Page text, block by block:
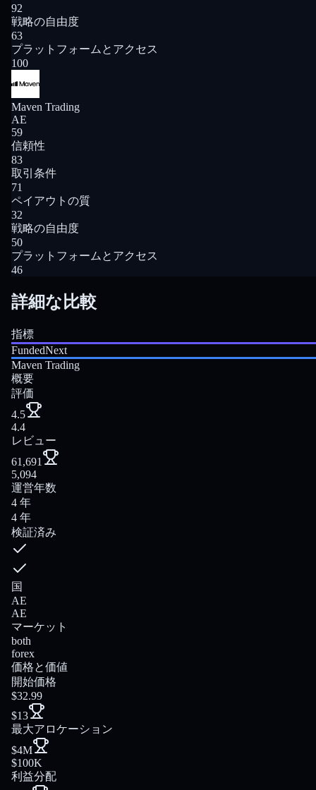
92
戦略の自由度
63
プラットフォームとアクセス
100
Maven Trading
AE
59
信頼性
83
取引条件
71
ペイアウトの質
32
戦略の自由度
50
プラットフォームとアクセス
46
詳細な比較
指標
FundedNext
Maven Trading
概要
評価
4.5
4.4
レビュー
61,691
5,094
運営年数
4 年
4 年
検証済み
国
AE
AE
マーケット
both
forex
価格と価値
開始価格
$32.99
$13
最大アロケーション
$4M
$100K
利益分配